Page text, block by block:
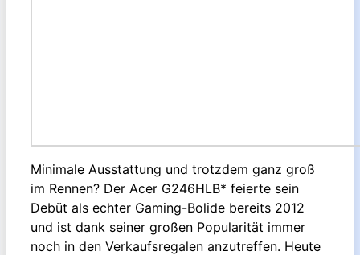
Minimale Ausstattung und trotzdem ganz groß
im Rennen? Der Acer G246HLB* feierte sein
Debüt als echter Gaming-Bolide bereits 2012
und ist dank seiner großen Popularität immer
noch in den Verkaufsregalen anzutreffen. Heute